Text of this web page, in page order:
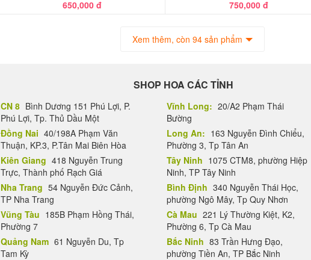
650,000 đ 750,000 đ
Xem thêm, còn 94 sản phẩm
SHOP HOA CÁC TỈNH
CN 8 Bình Dương 151 Phú Lợi, P.
Phú Lợi, Tp. Thủ Dầu Một
Đồng Nai 40/198A Phạm Văn
Thuận, KP.3, P.Tân Mai Biên Hòa
Kiên Giang 418 Nguyễn Trung
Trực, Thành phố Rạch Giá
Nha Trang 54 Nguyễn Đức Cảnh,
TP Nha Trang
Vũng Tàu 185B Phạm Hồng Thái,
Phường 7
Quảng Nam 61 Nguyễn Du, Tp
Tam Kỳ
Vĩnh Long: 20/A2 Phạm Thái
Bường
Long An: 163 Nguyễn Đình Chiểu,
Phường 3, Tp Tân An
Tây Ninh 1075 CTM8, phường Hiệp
Ninh, TP Tây Ninh
Bình Định 340 Nguyễn Thái Học,
phường Ngô Mây, Tp Quy Nhơn
Cà Mau 221 Lý Thường Kiệt, K2,
Phường 6, Tp Cà Mau
Bắc Ninh 83 Trần Hưng Đạo,
phường Tiền An, TP Bắc Ninh